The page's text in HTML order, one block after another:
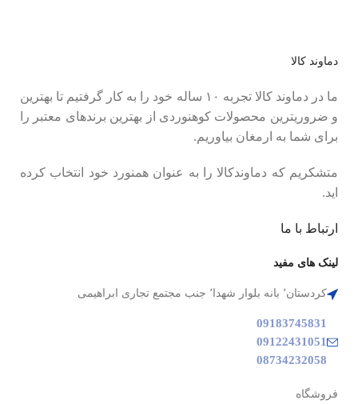
دماوند کالا
ما در دماوند کالا تجربه ۱۰ ساله خود را به کار گرفتیم تا بهترین
و ضروریترین محصولات کوهنوردی از بهترین برندهای معتبر را
برای شما به ارمغان بیاوریم.
متشکریم که دماوندکالا را به عنوان همنورد خود انتخاب کرده
اید.
ارتباط با ما
لینک های مفید
کردستان٬ بانه بلوار شهدا٬ جنب مجتمع تجاری ابراهیمی
09183745831
09122431051
08734232058
فروشگاه